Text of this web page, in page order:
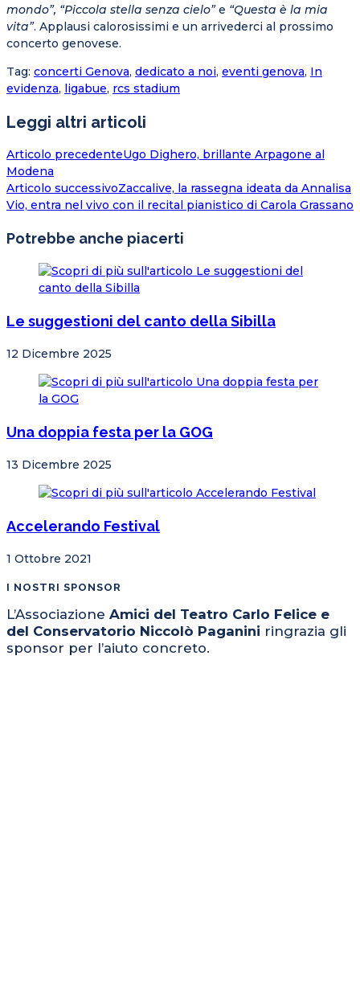
mondo”, “Piccola stella senza cielo”e “Questa è la mia
vita”. Applausi calorosissimi e un arrivederci al prossimo
concerto genovese.
Tag: concerti Genova, dedicato a noi, eventi genova, In
evidenza, ligabue, rcs stadium
Leggi altri articoli
Articolo precedenteUgo Dighero, brillante Arpagone al
Modena
Articolo successivoZaccalive, la rassegna ideata da Annalisa
Vio, entra nel vivo con il recital pianistico di Carola Grassano
Potrebbe anche piacerti
Le suggestioni del canto della Sibilla
12 Dicembre 2025
Una doppia festa per la GOG
13 Dicembre 2025
Accelerando Festival
1 Ottobre 2021
I NOSTRI SPONSOR
L’Associazione Amici del Teatro Carlo Felice e
del Conservatorio Niccolò Paganini ringrazia gli
sponsor per l’aiuto concreto.